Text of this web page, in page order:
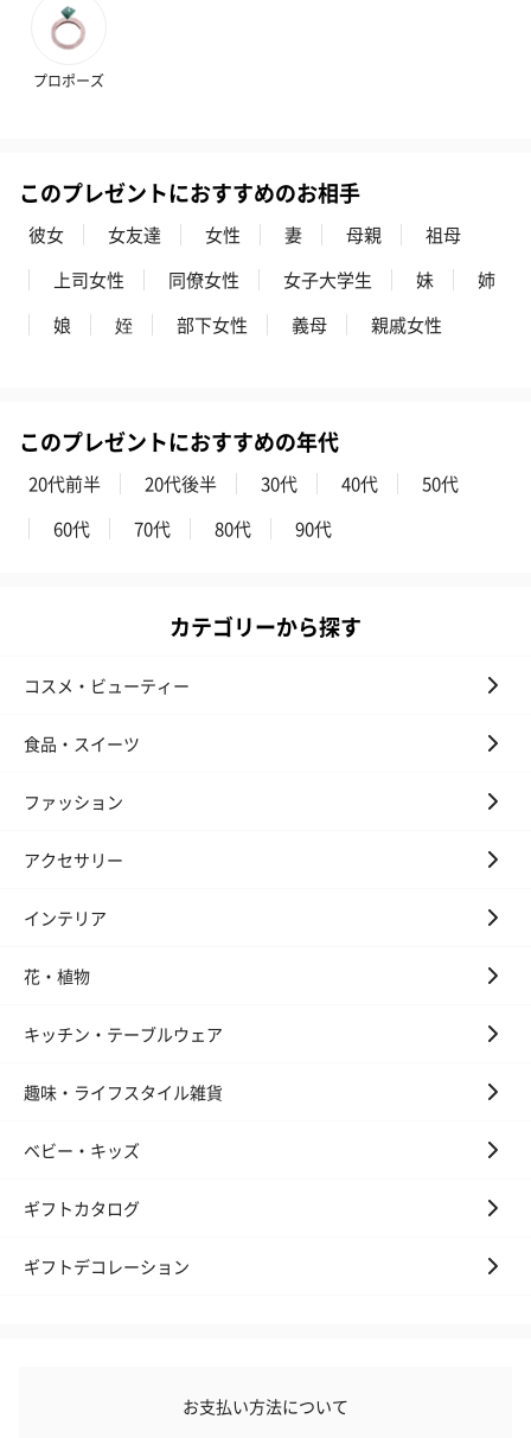
プロポーズ
このプレゼントにおすすめのお相手
彼女 女友達 女性 妻 母親
祖母
上司女性
同僚女性 女子大学生 妹
姉
娘
姪 部下女性 義母 親戚女性
このプレゼントにおすすめの年代
20代前半 20代後半 30代 40代
50代
60代
70代 80代 90代
カテゴリーから探す
コスメ・ビューティー
食品・スイーツ
ファッション
アクセサリー
インテリア
花・植物
キッチン・テーブルウェア
趣味・ライフスタイル雑貨
ベビー・キッズ
ギフトカタログ
ギフトデコレーション
お支払い方法について